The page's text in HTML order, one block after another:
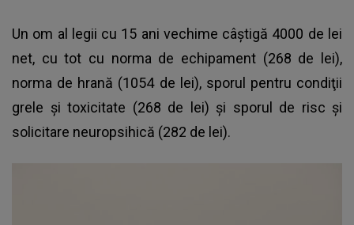
Un om al legii cu 15 ani vechime câştigă 4000 de lei
net, cu tot cu norma de echipament (268 de lei),
norma de hrană (1054 de lei), sporul pentru condiţii
grele şi toxicitate (268 de lei) şi sporul de risc şi
solicitare neuropsihică (282 de lei).